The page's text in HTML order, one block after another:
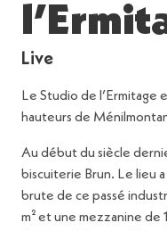
Live
Le Studio de l’Ermitage
hauteurs de
Au début du siècle
biscuiterie Brun. Le lieu
brute de ce passé
m² et une mezzanine de